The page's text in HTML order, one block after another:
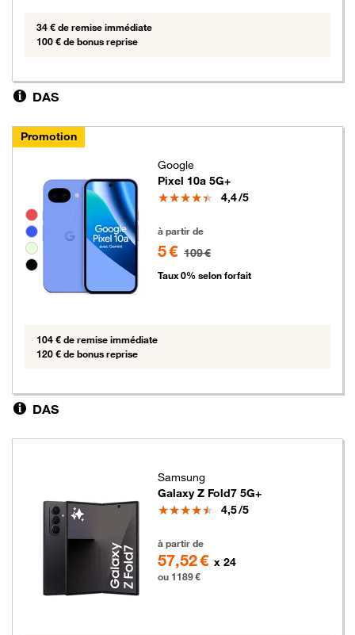
34 € de remise immédiate
100 € de bonus reprise
DAS
Promotion
Groupe de couleurs disponibles non sélectionnables
Google
Pixel 10a 5G+
Note
4,4/5
à partir de
5 € 109 €
Taux 0% selon forfait
104 € de remise immédiate
120 € de bonus reprise
DAS
Samsung
Galaxy Z Fold7 5G+
Note
4,5/5
à partir de
57,52 € x 24
ou 1189 €